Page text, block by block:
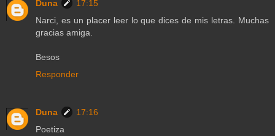
Duna
17:15
Narci, es un placer leer lo que dices de mis letras. Muchas
gracias amiga.
Besos
Responder
Duna
17:16
Poetiza